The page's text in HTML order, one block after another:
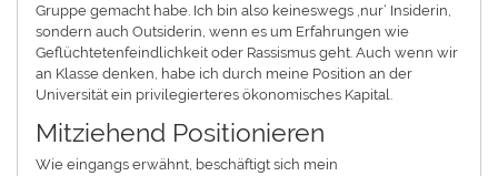
Gruppe gemacht habe. Ich bin also keineswegs ‚nur‘ Insiderin,
sondern auch Outsiderin, wenn es um Erfahrungen wie
Geflüchtetenfeindlichkeit oder Rassismus geht. Auch wenn wir
an Klasse denken, habe ich durch meine Position an der
Universität ein privilegierteres ökonomisches Kapital.
Mitziehend Positionieren
Wie eingangs erwähnt, beschäftigt sich mein